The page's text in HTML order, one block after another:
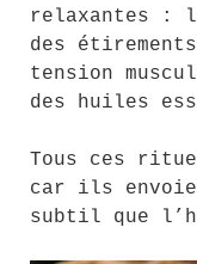
relaxantes :
des
tension
des huiles
Tous ces
car ils
subtil que